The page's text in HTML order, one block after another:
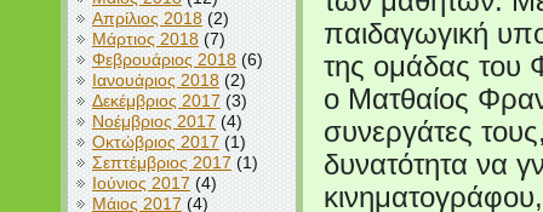
Απρίλιος 2018(2)
Μάρτιος 2018(7)
Φεβρουάριος 2018(6)
Ιανουάριος 2018(2)
Δεκέμβριος 2017 (3)
Νοέμβριος 2017(4)
Οκτώβριος 2017(1)
Σεπτέμβριος 2017 (1)
Ιούνιος 2017 (4)
Μάιος 2017 (4)
παιδαγωγική
της ομάδας
ο Ματθαίος
συνεργάτες
δυνατότητα να